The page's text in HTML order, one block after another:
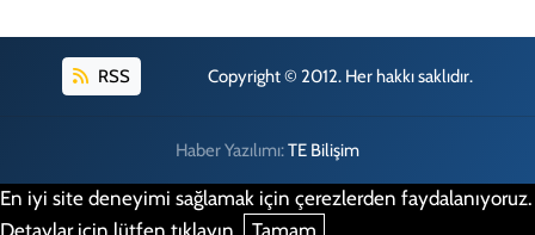
RSS Copyright © 2012. Her hakkı saklıdır.
Haber Yazılımı:TE Bilişim
En iyi site deneyimi sağlamak için çerezlerden faydalanıyoruz.